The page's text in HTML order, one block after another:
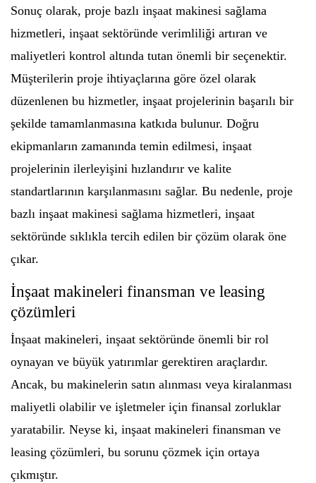
Sonuç olarak, proje bazlı inşaat makinesi sağlama
hizmetleri, inşaat sektöründe verimliliği artıran ve
maliyetleri kontrol altında tutan önemli bir seçenektir.
Müşterilerin proje ihtiyaçlarına göre özel olarak
düzenlenen bu hizmetler, inşaat projelerinin başarılı bir
şekilde tamamlanmasına katkıda bulunur. Doğru
ekipmanların zamanında temin edilmesi, inşaat
projelerinin ilerleyişini hızlandırır ve kalite
standartlarının karşılanmasını sağlar. Bu nedenle, proje
bazlı inşaat makinesi sağlama hizmetleri, inşaat
sektöründe sıklıkla tercih edilen bir çözüm olarak öne
çıkar.
İnşaat makineleri finansman ve leasing
çözümleri
İnşaat makineleri, inşaat sektöründe önemli bir rol
oynayan ve büyük yatırımlar gerektiren araçlardır.
Ancak, bu makinelerin satın alınması veya kiralanması
maliyetli olabilir ve işletmeler için finansal zorluklar
yaratabilir. Neyse ki, inşaat makineleri finansman ve
leasing çözümleri, bu sorunu çözmek için ortaya
çıkmıştır.